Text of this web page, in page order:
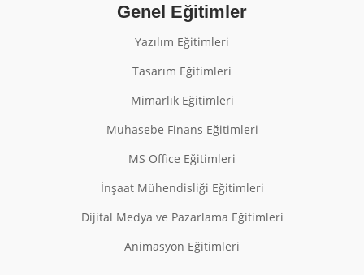
Genel Eğitimler
Yazılım Eğitimleri
Tasarım Eğitimleri
Mimarlık Eğitimleri
Muhasebe Finans Eğitimleri
MS Office Eğitimleri
İnşaat Mühendisliği Eğitimleri
Dijital Medya ve Pazarlama Eğitimleri
Animasyon Eğitimleri